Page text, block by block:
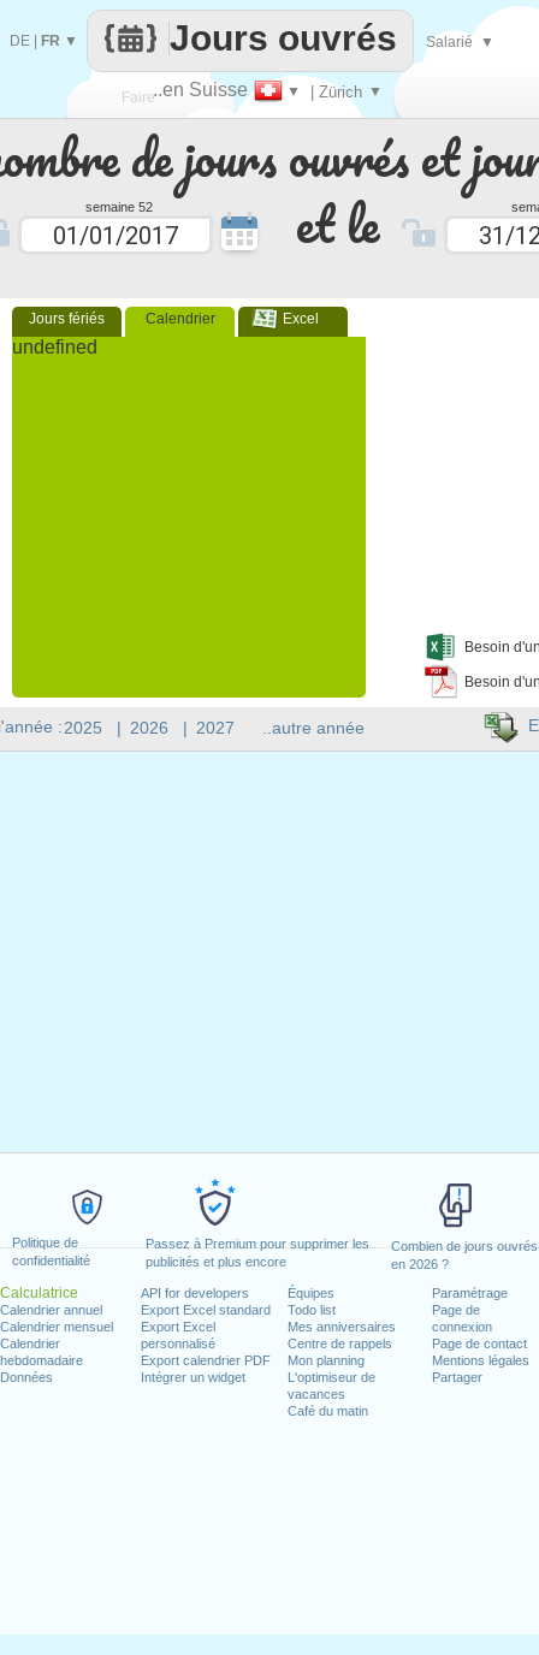
Politique de
confidentialité
Passez à Premium pour supprimer les
publicités et plus encore
Combien de jours ouvrés
en 2026 ?
Calculatrice
Calendrier annuel
Calendrier mensuel
Calendrier
hebdomadaire
Données
API for developers
Export Excel standard
Export Excel
personnalisé
Export calendrier PDF
Intégrer un widget
Équipes
Todo list
Mes anniversaires
Centre de rappels
Mon planning
L'optimiseur de
vacances
Café du matin
Paramétrage
Page de
connexion
Page de contact
Mentions légales
Partager
de jours ouvrés et
semaine 52 et le
Jours fériés Calendrier Excel
undefined
Besoin
Besoin
Faire
que
..en Suisse ▼ | Zürich ▼
Jours ouvrés
DE FR ▼ Salarié ▼
:2025 | 2026 | 2027 ..autre année